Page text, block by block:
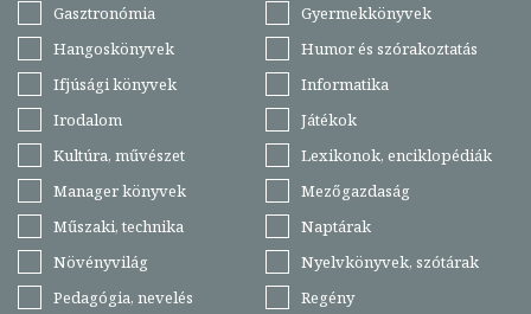
Gasztronómia
Gyermekkönyvek
Hangoskönyvek
Humor és szórakoztatás
Ifjúsági könyvek
Informatika
Irodalom
Játékok
Kultúra, művészet
Lexikonok, enciklopédiák
Manager könyvek
Mezőgazdaság
Műszaki, technika
Naptárak
Növényvilág
Nyelvkönyvek, szótárak
Pedagógia, nevelés
Regény